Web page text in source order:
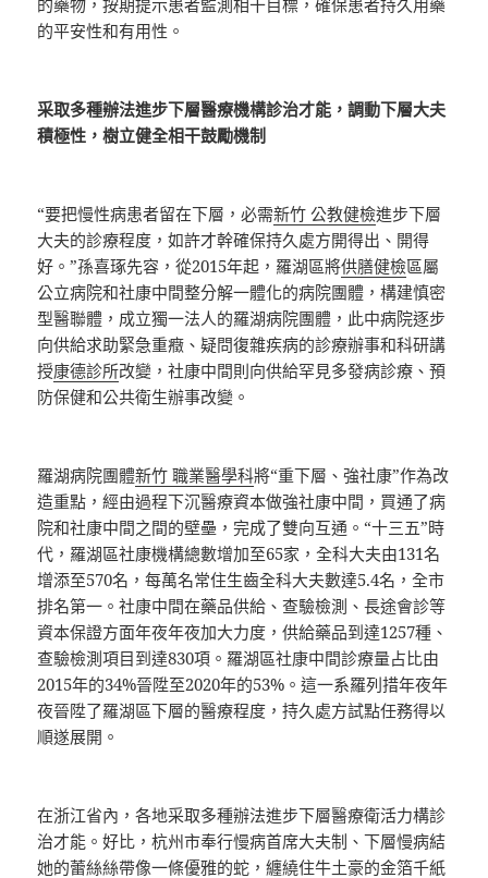
的藥物，按期提示患者監測相干目標，確保患者持久用藥
的平安性和有用性。
采取多種辦法進步下層醫療機構診治才能，調動下層大夫
積極性，樹立健全相干鼓勵機制
“要把慢性病患者留在下層，必需新竹 公教健檢進步下層
大夫的診療程度，如許才幹確保持久處方開得出、開得
好。”孫喜琢先容，從2015年起，羅湖區將供膳健檢區屬
公立病院和社康中間整分解一體化的病院團體，構建慎密
型醫聯體，成立獨一法人的羅湖病院團體，此中病院逐步
向供給求助緊急重癥、疑問復雜疾病的診療辦事和科研講
授康德診所改變，社康中間則向供給罕見多發病診療、預
防保健和公共衛生辦事改變。
羅湖病院團體新竹 職業醫學科將“重下層、強社康”作為改
造重點，經由過程下沉醫療資本做強社康中間，買通了病
院和社康中間之間的壁壘，完成了雙向互通。“十三五”時
代，羅湖區社康機構總數增加至65家，全科大夫由131名
增添至570名，每萬名常住生齒全科大夫數達5.4名，全市
排名第一。社康中間在藥品供給、查驗檢測、長途會診等
資本保證方面年夜年夜加大力度，供給藥品到達1257種、
查驗檢測項目到達830項。羅湖區社康中間診療量占比由
2015年的34%晉陞至2020年的53%。這一系羅列措年夜年
夜晉陞了羅湖區下層的醫療程度，持久處方試點任務得以
順遂展開。
在浙江省內，各地采取多種辦法進步下層醫療衛活力構診
治才能。好比，杭州市奉行慢病首席大夫制、下層慢病結
她的蕾絲絲帶像一條優雅的蛇，纏繞住牛土豪的金箔千紙